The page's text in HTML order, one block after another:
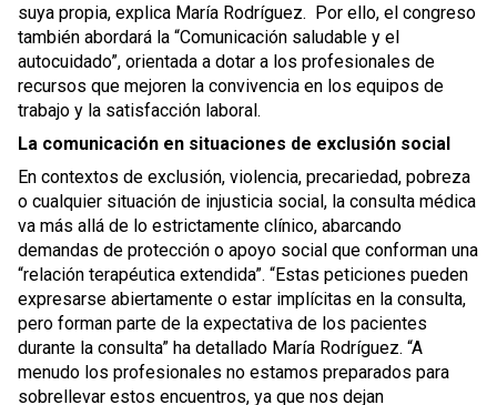
suya propia, explica María Rodríguez. Por ello, el congreso
también abordará la “Comunicación saludable y el
autocuidado”, orientada a dotar a los profesionales de
recursos que mejoren la convivencia en los equipos de
trabajo y la satisfacción laboral.
La comunicación en situaciones de exclusión social
En contextos de exclusión, violencia, precariedad, pobreza
o cualquier situación de injusticia social, la consulta médica
va más allá de lo estrictamente clínico, abarcando
demandas de protección o apoyo social que conforman una
“relación terapéutica extendida”. “Estas peticiones pueden
expresarse abiertamente o estar implícitas en la consulta,
pero forman parte de la expectativa de los pacientes
durante la consulta” ha detallado María Rodríguez. “A
menudo los profesionales no estamos preparados para
sobrellevar estos encuentros, ya que nos dejan